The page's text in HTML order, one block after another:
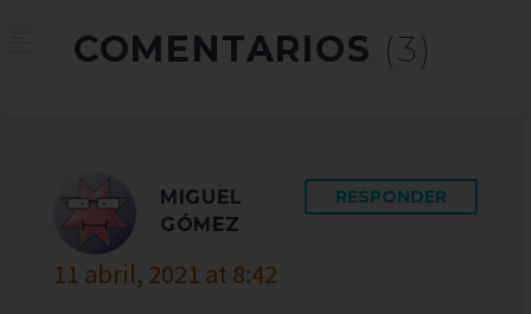
COMENTARIOS (3)
MIGUEL
GÓMEZ
11 abril, 2021 at 8:42
RESPONDER